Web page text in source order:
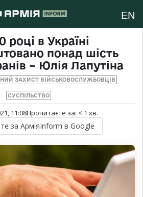
EN
році в Україні
понад шість
– Юлія Лапутіна
ЗАХИСТ ВІЙСЬКОВОСЛУЖБОВЦІВ
СУСПІЛЬСТВО
11:08Прочитаєте за: < 1 хв.
за АрміяInform в Google